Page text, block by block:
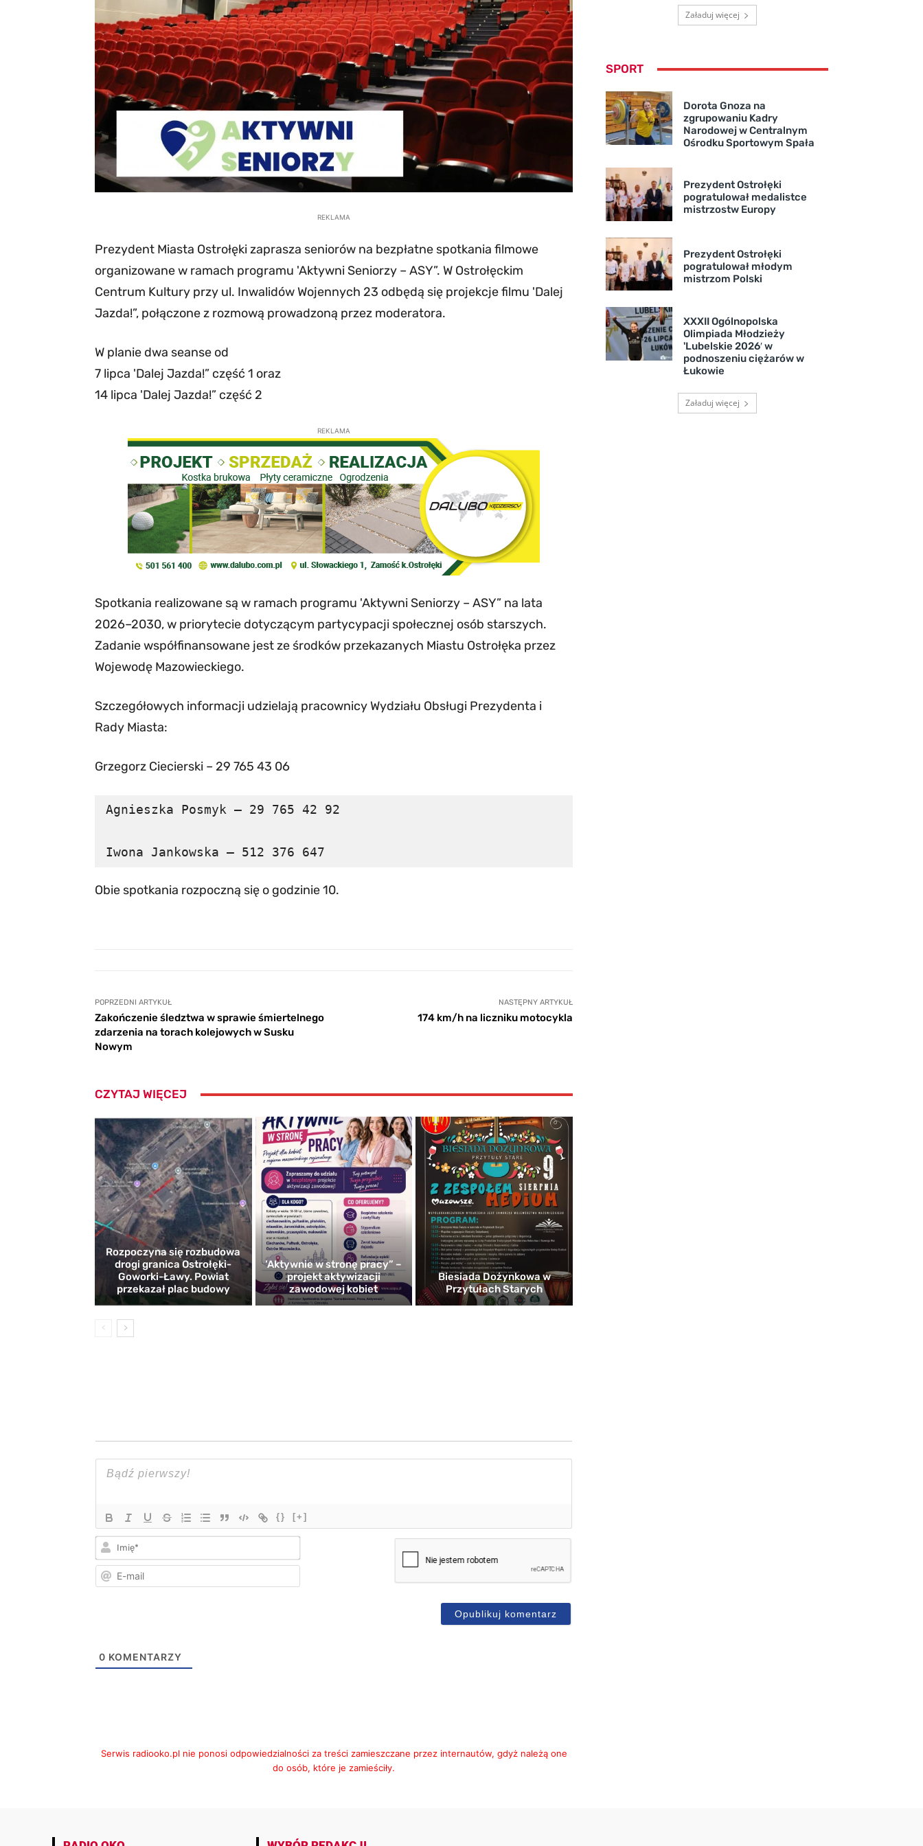
REKLAMA
Prezydent Miasta Ostrołęki zaprasza seniorów na bezpłatne spotkania filmowe
organizowane w ramach programu 'Aktywni Seniorzy – ASY”. W Ostrołęckim
Centrum Kultury przy ul. Inwalidów Wojennych 23 odbędą się projekcje filmu 'Dalej
Jazda!”, połączone z rozmową prowadzoną przez moderatora.
W planie dwa seanse od
7 lipca 'Dalej Jazda!” część 1 oraz
14 lipca 'Dalej Jazda!” część 2
REKLAMA
Spotkania realizowane są w ramach programu 'Aktywni Seniorzy – ASY” na lata
2026–2030, w priorytecie dotyczącym partycypacji społecznej osób starszych.
Zadanie współfinansowane jest ze środków przekazanych Miastu Ostrołęka przez
Wojewodę Mazowieckiego.
Szczegółowych informacji udzielają pracownicy Wydziału Obsługi Prezydenta i
Rady Miasta:
Grzegorz Ciecierski – 29 765 43 06
Agnieszka Posmyk – 29 765 42 92
Iwona Jankowska – 512 376 647
Obie spotkania rozpoczną się o godzinie 10.
POPRZEDNI ARTYKUŁ
Zakończenie śledztwa w sprawie śmiertelnego
zdarzenia na torach kolejowych w Susku
Nowym
NASTĘPNY ARTYKUŁ
174 km/h na liczniku motocykla
CZYTAJ WIĘCEJ
Rozpoczyna się rozbudowa
drogi granica Ostrołęki-
Goworki-Ławy. Powiat
przekazał plac budowy
’Aktywnie w stronę pracy” –
projekt aktywizacji
zawodowej kobiet
Biesiada Dożynkowa w
Przytułach Starych
{} [+]
Imię*
mail
0 KOMENTARZY
Serwis radiooko.pl nie ponosi odpowiedzialności za treści zamieszczane przez internautów, gdyż należą one
do osób, które je zamieściły.
Załaduj więcej
SPORT
Dorota Gnoza na
zgrupowaniu Kadry
Narodowej w Centralnym
Ośrodku Sportowym Spała
Prezydent Ostrołęki
pogratulował medalistce
mistrzostw Europy
Prezydent Ostrołęki
pogratulował młodym
mistrzom Polski
XXXII Ogólnopolska
Olimpiada Młodzieży
'Lubelskie 2026′ w
podnoszeniu ciężarów w
Łukowie
Załaduj więcej